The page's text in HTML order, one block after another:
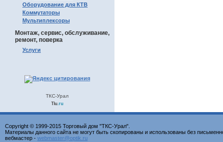
Оборудование для КТВ
Коммутаторы
Мультиплексоры
Монтаж, сервис, обслуживание,
ремонт, поверка
Услуги
ТКС-Урал
Tiu.ru
Copyright © 1999-2015 Торговый дом "ТКС-Урал".
Материалы данного сайта не могут быть скопированы и использованы без
вебмастер - webmaster@optik.ru